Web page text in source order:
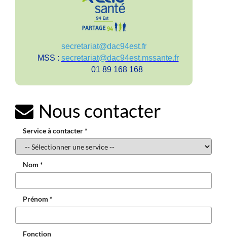
secretariat@dac94est.fr
MSS : secretariat@dac94est.mssante.fr
01 89 168 168
Nous contacter
Service à contacter *
Nom *
Prénom *
Fonction